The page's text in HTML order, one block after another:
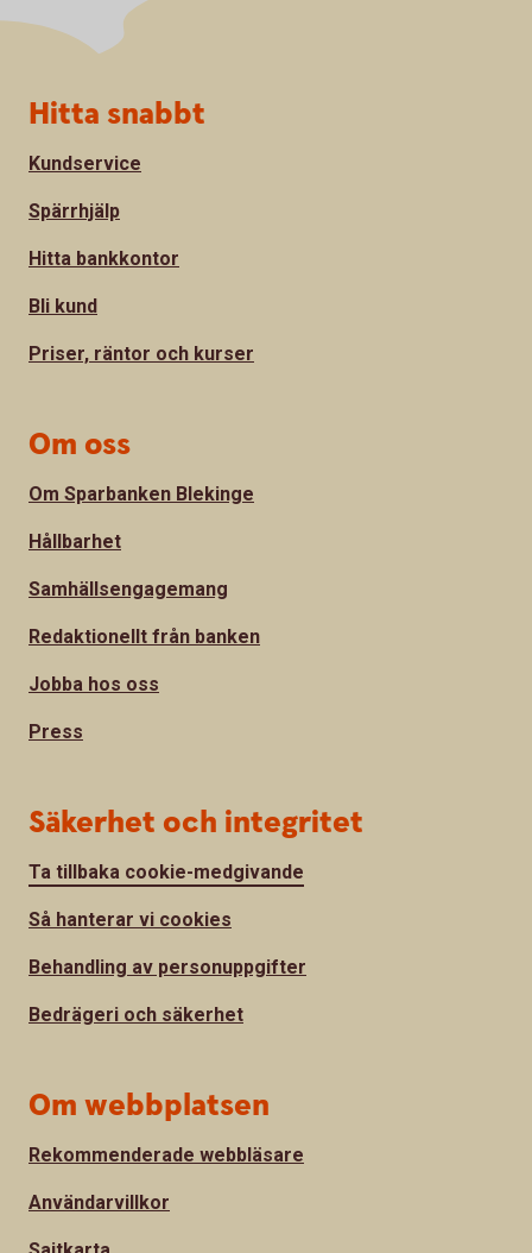
Sidfot
Hitta snabbt
Kundservice
Spärrhjälp
Hitta bankkontor
Bli kund
Priser, räntor och kurser
Om oss
Om Sparbanken Blekinge
Hållbarhet
Samhällsengagemang
Redaktionellt från banken
Jobba hos oss
Press
Säkerhet och integritet
Ta tillbaka cookie-medgivande
Så hanterar vi cookies
Behandling av personuppgifter
Bedrägeri och säkerhet
Om webbplatsen
Rekommenderade webbläsare
Användarvillkor